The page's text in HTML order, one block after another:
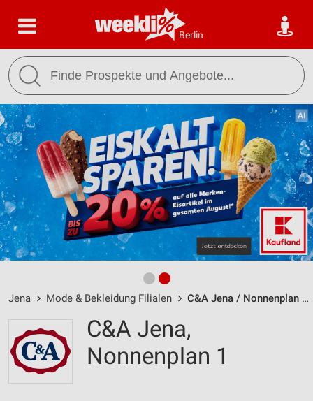
Berlin
Jena Mode & Bekleidung Filialen C&A Jena / Nonnenplan 1 - Öffnungszeiten & Adresse
C&A Jena,
Nonnenplan 1